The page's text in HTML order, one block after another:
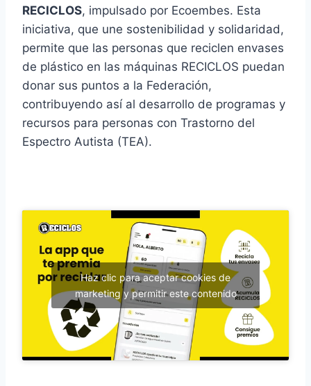
RECICLOS, impulsado por Ecoembes. Esta
iniciativa, que une sostenibilidad y solidaridad,
permite que las personas que reciclen envases
de plástico en las máquinas RECICLOS puedan
donar sus puntos a la Federación,
contribuyendo así al desarrollo de programas y
recursos para personas con Trastorno del
Espectro Autista (TEA).
Haz clic para aceptar cookies de
marketing y permitir este contenido